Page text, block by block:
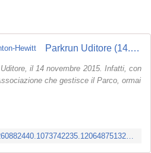
Parkrun Uditore (14.11.2015). Correndo con Paul Synton-Hewitt
il 14 novembre 2015. Infatti, con
che gestisce il Parco, ormai